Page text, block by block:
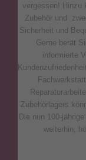
vergessen! Hinzu
Zubehör und
Sicherheit und
Gerne berät
informierte
Zubehörlagers
Die nun 100-
weiterhin,